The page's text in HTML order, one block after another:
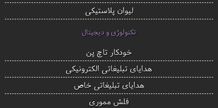
لیوان پلاستیکی
تکنولوژی و دیجیتال
خودکار تاچ پن
هدایای تبلیغاتی الکترونیکی
هدایای تبلیغاتی خاص
فلش مموری